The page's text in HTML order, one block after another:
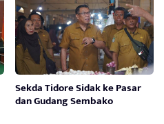
Sekda Tidore Sidak ke Pasar
dan Gudang Sembako